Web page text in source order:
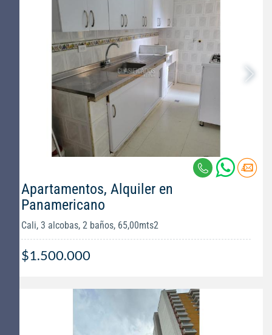
Apartamentos, Alquiler en
Panamericano
Cali, 3 alcobas, 2 baños, 65,00mts2
$1.500.000